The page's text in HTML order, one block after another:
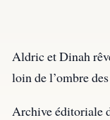
Aldric et Dinah
loin de l’ombre
Archive éditoriale